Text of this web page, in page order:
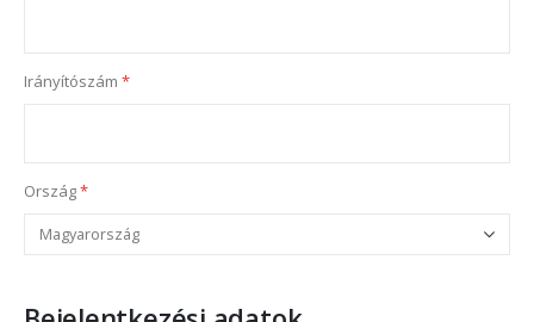
Irányítószám
Ország